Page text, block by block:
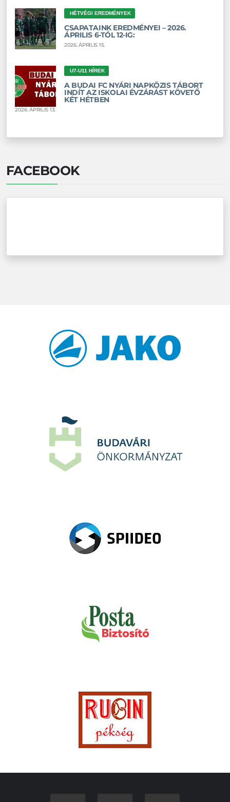
HÉTVÉGI EREDMÉNYEK
CSAPATAINK EREDMÉNYEI – 2026.
ÁPRILIS 6-TÓL 12-IG:
2026. ÁPRILIS 15.
U7-U11 HÍREK
A BUDAI FC NYÁRI NAPKÖZIS TÁBORT
INDÍT AZ ISKOLAI ÉVZÁRÁST KÖVETŐ
KÉT HÉTBEN
2026. ÁPRILIS 13.
FACEBOOK